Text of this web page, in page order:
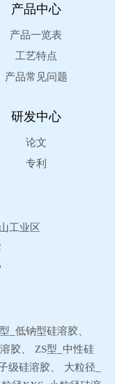
产品中心
产品一览表
工艺特点
产品常见问题
研发中心
论文
专利
工业区
_低钠型硅溶胶、
胶、
ZS型_中性硅
级硅溶胶、
大粒径_